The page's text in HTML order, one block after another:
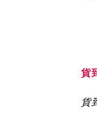
貨
貨